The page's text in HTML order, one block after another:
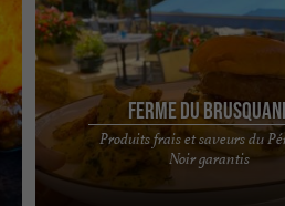
Ferme du
Produits frais et saveurs du
Noir garantis
AUBERGE LA FERME DU
MARQUAY, DANS LE PÉRIGORD